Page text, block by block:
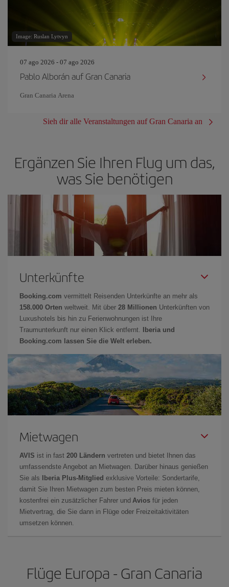
Image: Ruslan Lytvyn
07 ago 2026 - 07 ago 2026
Pablo Alborán auf Gran Canaria
Gran Canaria Arena
Sieh dir alle Veranstaltungen auf Gran Canaria an
Ergänzen Sie Ihren Flug um das,
was Sie benötigen
Unterkünfte
Booking.com vermittelt Reisenden Unterkünfte an mehr als
158.000 Orten weltweit. Mit über 28 Millionen Unterkünften von
Luxushotels bis hin zu Ferienwohnungen ist Ihre
Traumunterkunft nur einen Klick entfernt.
Iberia und
Booking.com lassen Sie die Welt erleben.
Mietwagen
AVIS ist in fast 200 Ländern vertreten und bietet Ihnen das
umfassendste Angebot an Mietwagen. Darüber hinaus genießen
Sie als
Iberia Plus-Mitglied exklusive Vorteile: Sondertarife,
damit Sie Ihren Mietwagen zum besten Preis mieten können,
kostenfrei ein zusätzlicher Fahrer und Avios für jeden
Mietvertrag, die Sie dann in Flüge oder Freizeitaktivitäten
umsetzen können.
Flüge Europa - Gran Canaria